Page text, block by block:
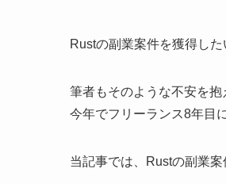
Rustの副業案件を獲得し
筆者もそのような不安を抱
今年でフリーランス8年目
当記事では、Rustの副業